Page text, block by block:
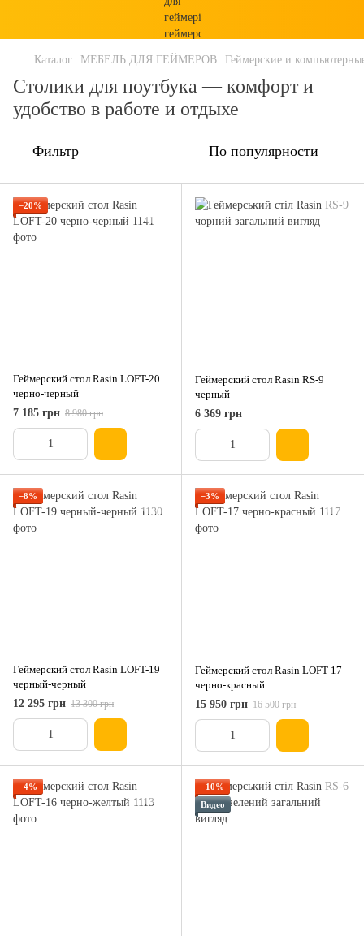
Каталог МЕБЕЛЬ ДЛЯ ГЕЙМЕРОВ Геймерские и
Столики для ноутбука — комфорт и
удобство в работе и отдыхе
Фильтр По популярности
−20%
Геймерский стол Rasin LOFT-20
черно-черный
7 185 грн 8 980 грн
Геймерский стол Rasin RS-9
черный
6 369 грн
−8%
Геймерский стол Rasin LOFT-19
черный-черный
12 295 грн 13 300 грн
−3%
Геймерский стол Rasin LOFT-17
черно-красный
15 950 грн 16 500 грн
−4%
−10%
Видео